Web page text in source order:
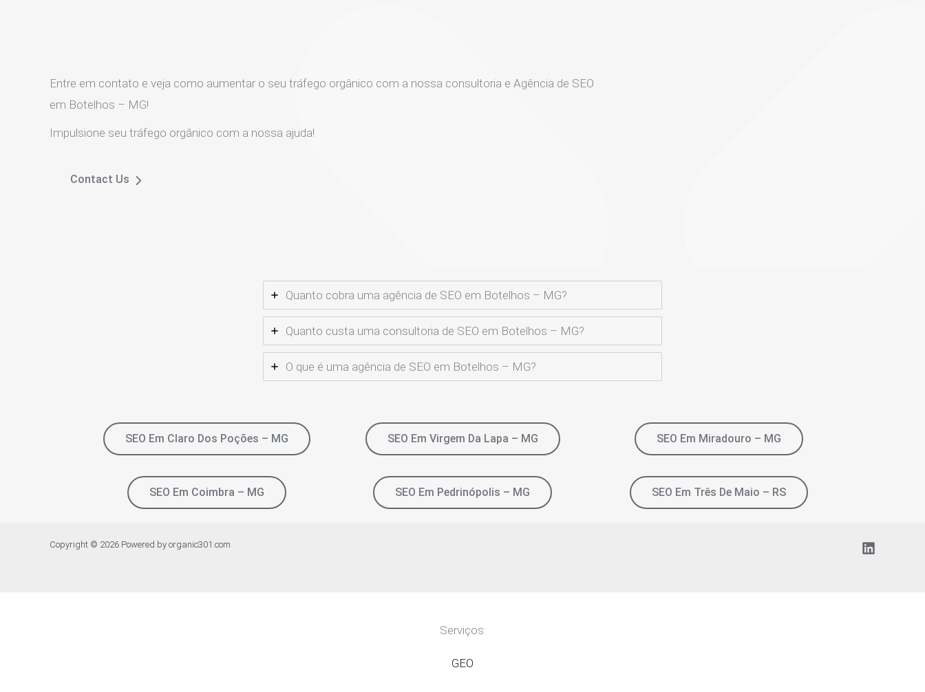
Entre em contato e veja como aumentar o seu tráfego orgânico com a nossa consultoria e Agência de SEO
em Botelhos – MG!
Impulsione seu tráfego orgânico com a nossa ajuda!
Contact Us
Quanto cobra uma agência de SEO em Botelhos – MG?
Quanto custa uma consultoria de SEO em Botelhos – MG?
O que é uma agência de SEO em Botelhos – MG?
SEO Em Claro Dos Poções – MG SEO Em Virgem Da Lapa – MG SEO Em Miradouro – MG
SEO Em Coimbra – MG SEO Em Pedrinópolis – MG SEO Em Três De Maio – RS
Copyright © 2026 Powered by organic301.com
Serviços:
GEO